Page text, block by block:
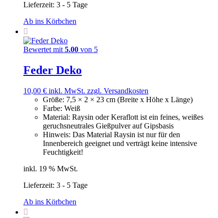
Lieferzeit: 3 - 5 Tage
Ab ins Körbchen
Bewertet mit 5.00 von 5
Feder Deko
10,00 € inkl. MwSt. zzgl. Versandkosten
Größe: 7,5 × 2 × 23 cm (Breite x Höhe x Länge)
Farbe: Weiß
Material: Raysin oder Keraflott ist ein feines, weißes
geruchsneutrales Gießpulver auf Gipsbasis
Hinweis: Das Material Raysin ist nur für den
Innenbereich geeignet und verträgt keine intensive
Feuchtigkeit!
inkl. 19 % MwSt.
Lieferzeit: 3 - 5 Tage
Ab ins Körbchen